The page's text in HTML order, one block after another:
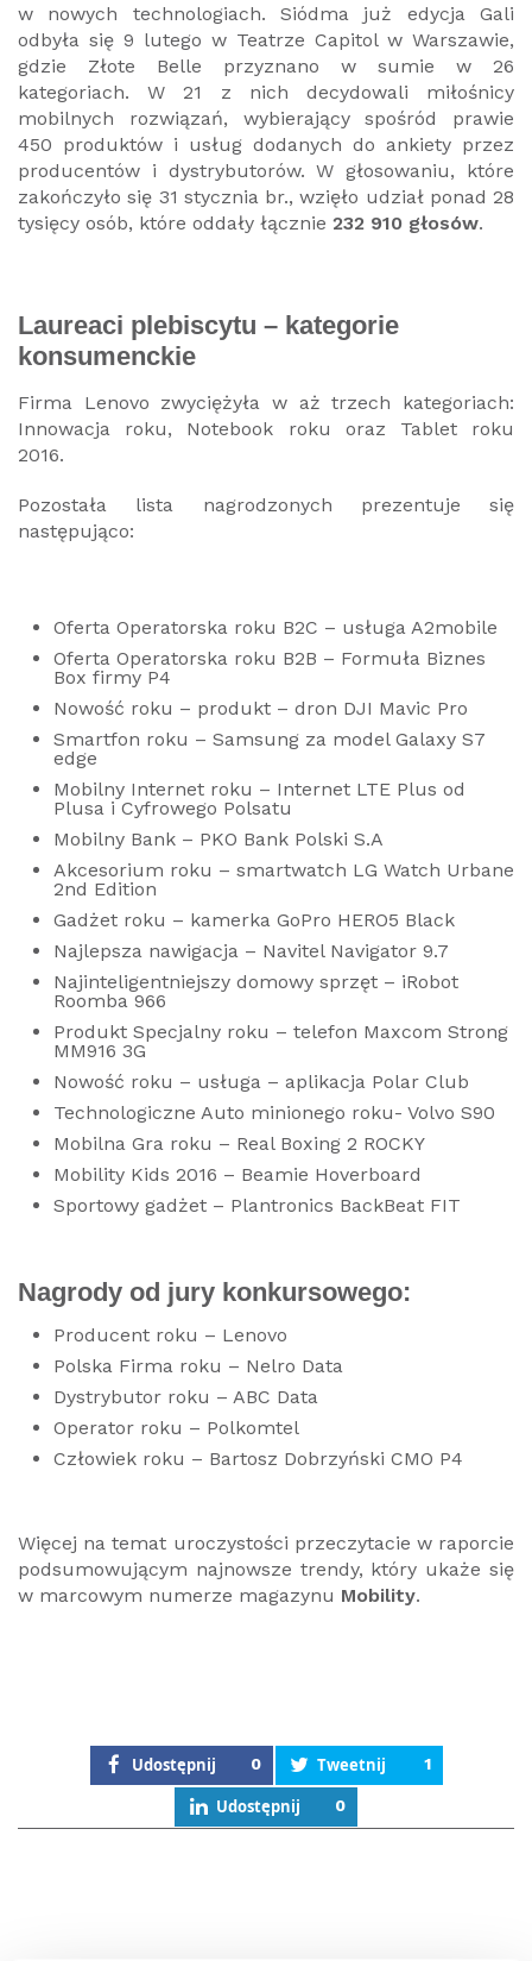
w nowych technologiach. Siódma już edycja Gali
odbyła się 9 lutego w Teatrze Capitol w Warszawie,
gdzie Złote Belle przyznano w sumie w 26
kategoriach. W 21 z nich decydowali miłośnicy
mobilnych rozwiązań, wybierający spośród prawie
450 produktów i usług dodanych do ankiety przez
producentów i dystrybutorów. W głosowaniu, które
zakończyło się 31 stycznia br., wzięło udział ponad 28
tysięcy osób, które oddały łącznie 232 910 głosów.
Laureaci plebiscytu – kategorie
konsumenckie
Firma Lenovo zwyciężyła w aż trzech kategoriach:
Innowacja roku, Notebook roku oraz Tablet roku
2016.
Pozostała lista nagrodzonych prezentuje się
następująco:
Oferta Operatorska roku B2C – usługa A2mobile
Oferta Operatorska roku B2B – Formuła Biznes
Box firmy P4
Nowość roku – produkt – dron DJI Mavic Pro
Smartfon roku – Samsung za model Galaxy S7
edge
Mobilny Internet roku – Internet LTE Plus od
Plusa i Cyfrowego Polsatu
Mobilny Bank – PKO Bank Polski S.A
Akcesorium roku – smartwatch LG Watch Urbane
2nd Edition
Gadżet roku – kamerka GoPro HERO5 Black
Najlepsza nawigacja – Navitel Navigator 9.7
Najinteligentniejszy domowy sprzęt – iRobot
Roomba 966
Produkt Specjalny roku – telefon Maxcom Strong
MM916 3G
Nowość roku – usługa – aplikacja Polar Club
Technologiczne Auto minionego roku- Volvo S90
Mobilna Gra roku – Real Boxing 2 ROCKY
Mobility Kids 2016 – Beamie Hoverboard
Sportowy gadżet – Plantronics BackBeat FIT
Nagrody od jury konkursowego:
Producent roku – Lenovo
Polska Firma roku – Nelro Data
Dystrybutor roku – ABC Data
Operator roku – Polkomtel
Człowiek roku – Bartosz Dobrzyński CMO P4
Więcej na temat uroczystości przeczytacie w raporcie
podsumowującym najnowsze trendy, który ukaże się
w marcowym numerze magazynu Mobility.
Udostępnij 0 Tweetnij 1
Udostępnij 0